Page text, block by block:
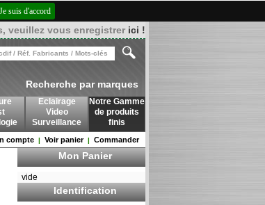
Je suis d'accord
veuillez vous enregistrer ici !
Recherche par marques
Eclairage
Video
Surveillance
Notre Gamme
de produits
finis
compte | Voir panier| Commander
Mon Panier
vide
Identification